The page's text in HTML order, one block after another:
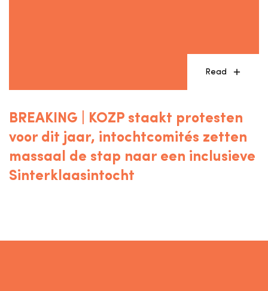
Read
BREAKING | KOZP staakt protesten
voor dit jaar, intochtcomités zetten
massaal de stap naar een inclusieve
Sinterklaasintocht